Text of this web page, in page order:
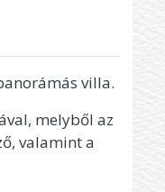
villa.
melyből az
valamint a